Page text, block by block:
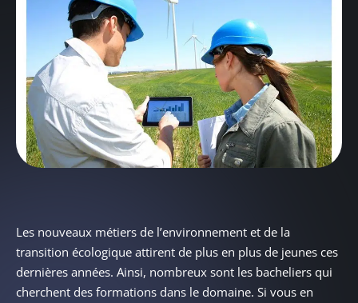
Les nouveaux métiers de l’environnement et de la
transition écologique attirent de plus en plus de jeunes ces
dernières années. Ainsi, nombreux sont les bacheliers qui
cherchent des formations dans le domaine. Si vous en